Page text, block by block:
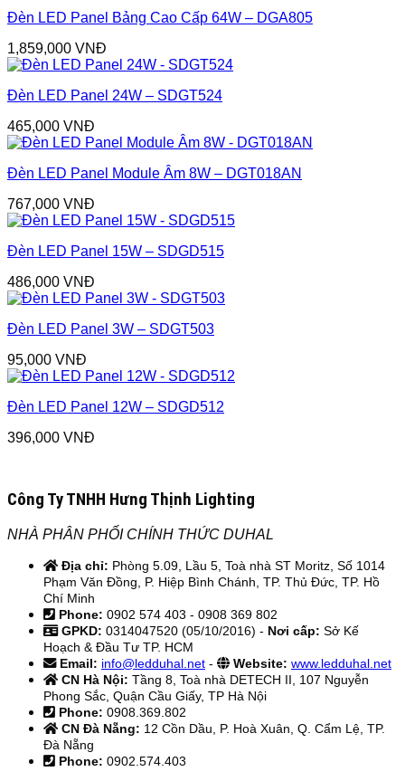
Đèn LED Panel Bảng Cao Cấp 64W – DGA805
1,859,000 VNĐ
Đèn LED Panel 24W – SDGT524
465,000 VNĐ
Đèn LED Panel Module Âm 8W – DGT018AN
767,000 VNĐ
Đèn LED Panel 15W – SDGD515
486,000 VNĐ
Đèn LED Panel 3W – SDGT503
95,000 VNĐ
Đèn LED Panel 12W – SDGD512
396,000 VNĐ
Công Ty TNHH Hưng Thịnh Lighting
NHÀ PHÂN PHỐI CHÍNH THỨC DUHAL
Địa chỉ: Phòng 5.09, Lầu 5, Toà nhà ST Moritz, Số 1014
Phạm Văn Đồng, P. Hiệp Bình Chánh, TP. Thủ Đức, TP. Hồ
Chí Minh
Phone: 0902 574 403 - 0908 369 802
GPKD: 0314047520 (05/10/2016) - Nơi cấp: Sở Kế
Hoạch & Đầu Tư TP. HCM
Email: info@ledduhal.net - Website: www.ledduhal.net
CN Hà Nội: Tầng 8, Toà nhà DETECH II, 107 Nguyễn
Phong Sắc, Quận Cầu Giấy, TP Hà Nội
Phone: 0908.369.802
CN Đà Nẵng: 12 Cồn Dầu, P. Hoà Xuân, Q. Cẩm Lệ, TP.
Đà Nẵng
Phone: 0902.574.403